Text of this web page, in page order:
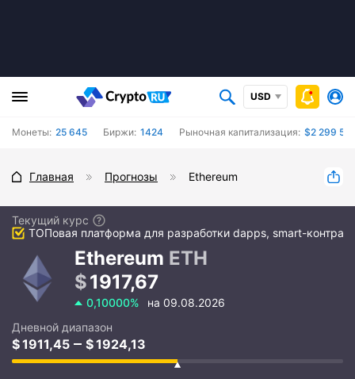
USD
Монеты: 25 645 Биржи: 1424 Рыночная капитализация: $2 299
Главная Прогнозы Ethereum
Текущий курс
ТОПовая платформа для разработки dapps, smart-
Ethereum ETH
1917,67
0,10000%
на 09.08.2026
Дневной диапазон
1911,45 1924,13